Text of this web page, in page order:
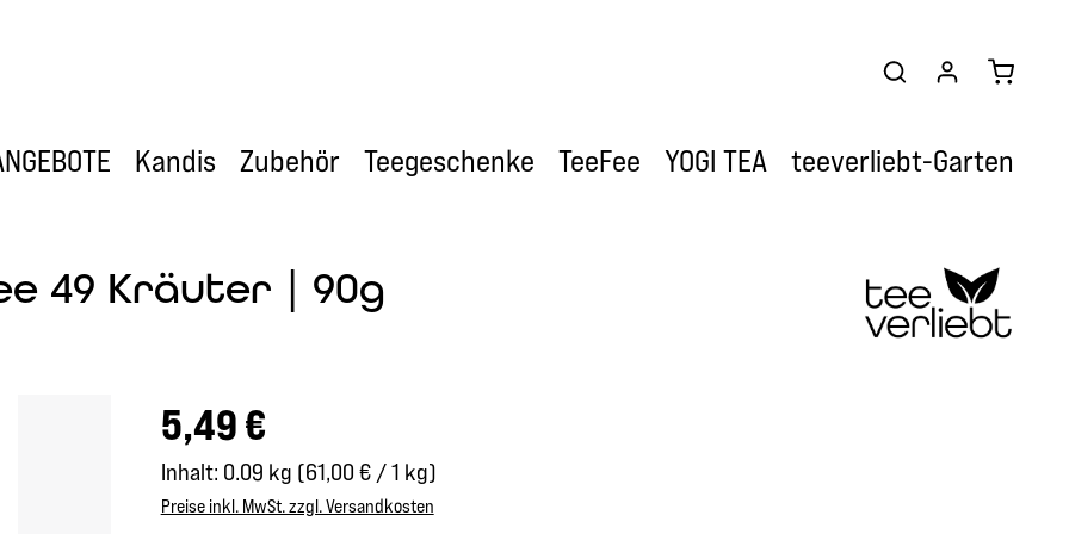
Kandis Zubehör Teegeschenke TeeFee YOGI TEA teeverliebt-Garten
49 Kräuter | 90g
Regulärer Preis:
5,49 €
Inhalt: 0.09 kg (61,00 € / 1 kg)
Preise inkl. MwSt. zzgl. Versandkosten